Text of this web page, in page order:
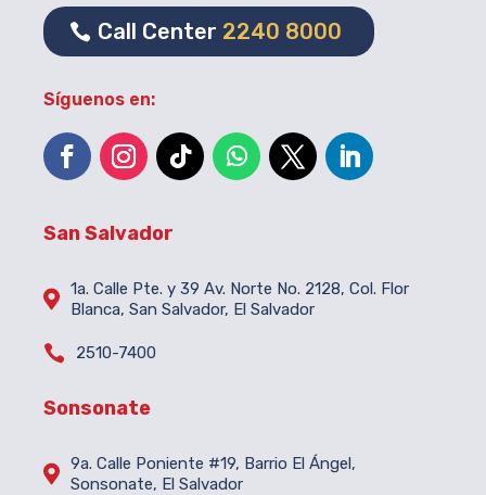
Call Center 2240 8000
Síguenos en:
San Salvador
 1a. Calle Pte. y 39 Av. Norte No. 2128, Col. Flor
Blanca, San Salvador, El Salvador
 2510-7400
Sonsonate
 9a. Calle Poniente #19, Barrio El Ángel,
Sonsonate, El Salvador